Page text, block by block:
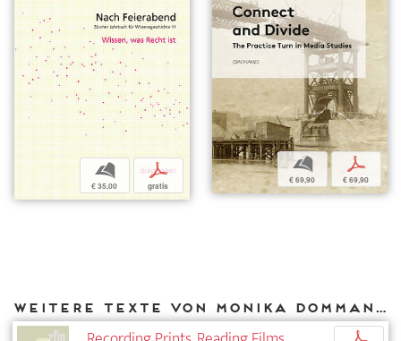
b
€ 35,00
p
gratis
b
€ 69,90
p
€ 69,90
Weitere Texte von Monika Dommann bei DIAPHANES